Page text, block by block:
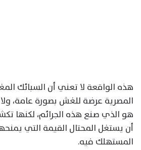
هذه الواقعة لا تعني أن السبائك
المصرية عرضة للغش بصورة عامة،
هو الذي صنع هذه الجرائم، لكنها
أن يستغل المحتال القيمة التي
المستهلك فيه.